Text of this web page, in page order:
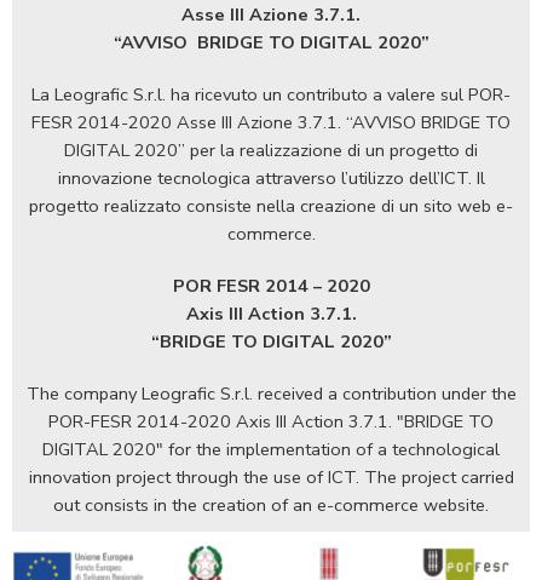
Asse III Azione 3.7.1.
“AVVISO BRIDGE TO DIGITAL 2020”
La Leografic S.r.l. ha ricevuto un contributo a valere sul POR-
FESR 2014-2020 Asse III Azione 3.7.1. “AVVISO BRIDGE TO
DIGITAL 2020” per la realizzazione di un progetto di
innovazione tecnologica attraverso l’utilizzo dell’ICT. Il
progetto realizzato consiste nella creazione di un sito web e-
commerce.
POR FESR 2014 – 2020
Axis III Action 3.7.1.
“BRIDGE TO DIGITAL 2020”
The company Leografic S.r.l. received a contribution under the
POR-FESR 2014-2020 Axis III Action 3.7.1. "BRIDGE TO
DIGITAL 2020" for the implementation of a technological
innovation project through the use of ICT. The project carried
out consists in the creation of an e-commerce website.